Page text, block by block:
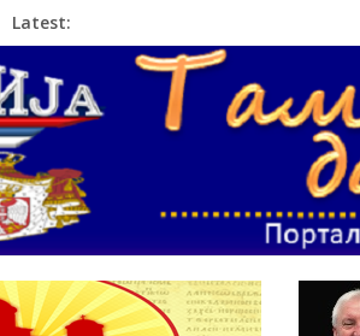
Latest: